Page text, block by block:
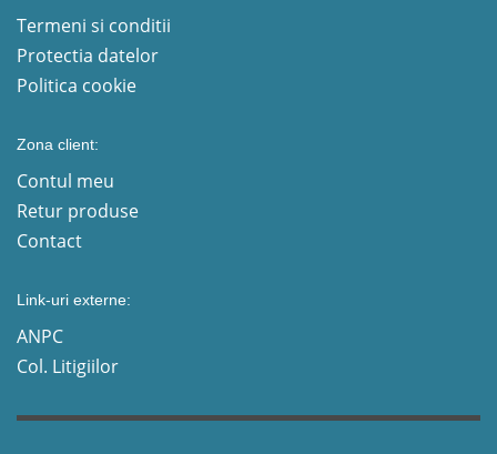
Termeni si conditii
Protectia datelor
Politica cookie
Zona client:
Contul meu
Retur produse
Contact
Link-uri externe:
ANPC
Col. Litigiilor